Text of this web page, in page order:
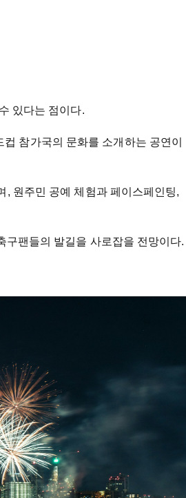
있다는 점이다.
참가국의 문화를 소개하는 공연이
, 원주민 공예 체험과 페이스페인팅,
구팬들의 발길을 사로잡을 전망이다.